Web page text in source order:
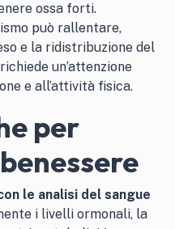
ossa forti.
può rallentare,
e la ridistribuzione del
un’attenzione
e all’attività fisica.
per
le analisi del sangue
i livelli ormonali, la